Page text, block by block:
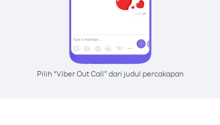
Pilih “Viber Out Call” dari judul percakapan